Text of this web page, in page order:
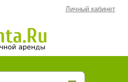
Личный кабинет